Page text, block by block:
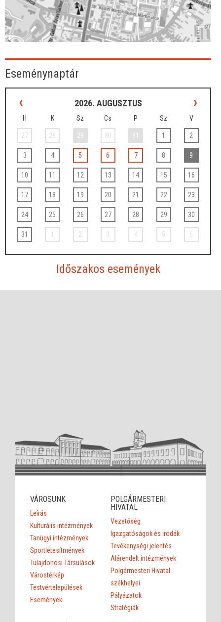
Eseménynaptár
‹ 2026. AUGUSZTUS ›
H K Sz Cs P Sz V
27 28 29 30 31 1 2
3 4 5 6 7 8 9
10 11 12 13 14 15 16
17 18 19 20 21 22 23
24 25 26 27 28 29 30
31 1 2 3 4 5 6
Időszakos események
VÁROSUNK
Leírás
Kulturális intézmények
Tanügyi intézmények
Sportlétesítmények
Tulajdonosi Társulások
Várostérkép
Testvértelepülések
Események
POLGÁRMESTERI
HIVATAL
Vezetőség
Igazgatóságok és irodák
Tevékenységi jelentés
Alárendelt intézmények
Polgármesteri Hivatal
székhelyei
Pályázatok
Stratégiák